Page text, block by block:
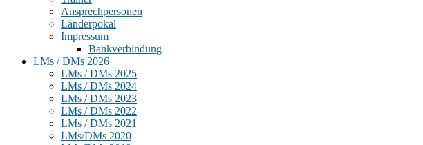
Ansprechpersonen
Länderpokal
Impressum
Bankverbindung
LMs / DMs 2026
LMs / DMs 2025
LMs / DMs 2024
LMs / DMs 2023
LMs / DMs 2022
LMs / DMs 2021
LMs/DMs 2020